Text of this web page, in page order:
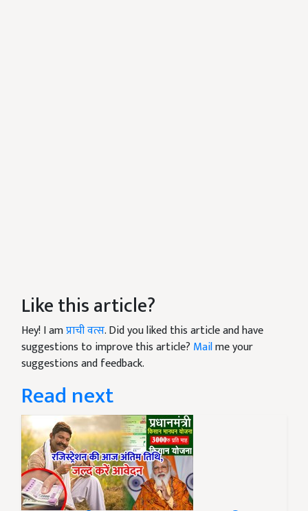
Like this article?
Hey! I amप्राची वत्स. Did you liked this article and have
suggestions to improve this article? Mailme your
suggestions and feedback.
Read next